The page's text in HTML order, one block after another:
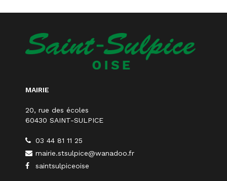
MAIRIE
20, rue des écoles
60430 SAINT-SULPICE
03 44 81 11 25
mairie.stsulpice@wanadoo.fr
saintsulpiceoise